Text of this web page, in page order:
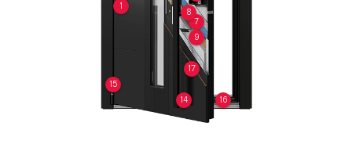
1
7
8
9
14
15
16
17